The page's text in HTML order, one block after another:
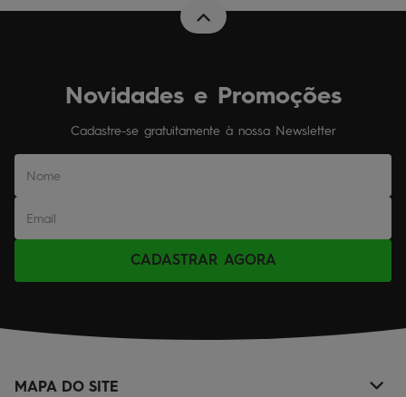
Novidades e Promoções
Cadastre-se gratuitamente à nossa Newsletter
CADASTRAR AGORA
MAPA DO SITE